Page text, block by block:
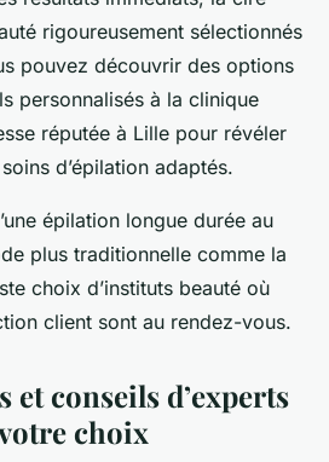
rigoureusement sélectionnés
pouvez découvrir des options
personnalisés à la clinique
réputée à Lille pour révéler
d’épilation adaptés.
épilation longue durée au
plus traditionnelle comme la
choix d’instituts beauté où
client sont au rendez-vous.
et conseils d’experts
choix